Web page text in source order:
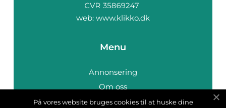
web: www.klikko.dk
Menu
Annonsering
Om oss
Cookies
På vores website bruges cookies til at huske dine